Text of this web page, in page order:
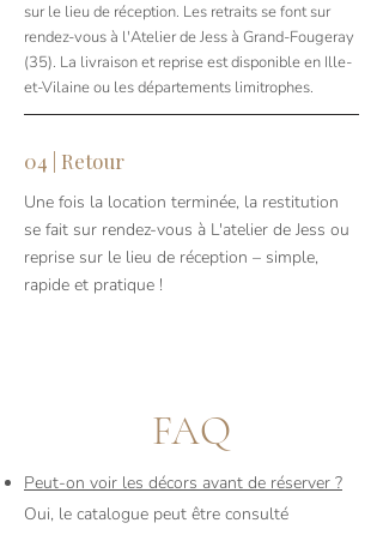
sur le lieu de réception. Les retraits se font sur
rendez-vous à l'Atelier de Jess à Grand-Fougeray
(35). La livraison et reprise est disponible en Ille-
et-Vilaine ou les départements limitrophes.
04 | Retour
Une fois la location terminée, la restitution
se fait sur rendez-vous à L'atelier de Jess ou
reprise sur le lieu de réception – simple,
rapide et pratique !
FAQ
Peut-on voir les décors avant de réserver ?
Oui, le catalogue peut être consulté